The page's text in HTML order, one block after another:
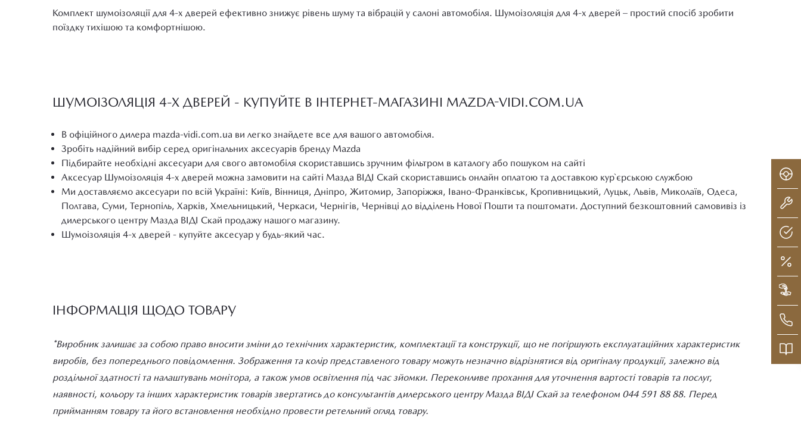
Комплект шумоізоляції для 4-х дверей ефективно знижує рівень шуму та вібрацій у салоні автомобіля. Шумоізоляція для 4-х дверей – простий спосіб зробити
поїздку тихішою та комфортнішою.
ШУМОІЗОЛЯЦІЯ 4-Х ДВЕРЕЙ - КУПУЙТЕ В ІНТЕРНЕТ-МАГАЗИНІ MAZDA-VIDI.COM.UA
В офіційного дилера mazda-vidi.com.ua ви легко знайдете все для вашого автомобіля.
Зробіть надійний вибір серед оригінальних аксесуарів бренду Mazda
Підбирайте необхідні аксесуари для свого автомобіля скориставшись зручним фільтром в каталогу або пошуком на сайті
Аксесуар Шумоізоляція 4-х дверей можна замовити на сайті Мазда ВІДІ Скай скориставшись онлайн оплатою та доставкою кур`єрською службою
Ми доставляємо аксесуари по всій Україні: Київ, Вінниця, Дніпро, Житомир, Запоріжжя, Івано-Франківськ, Кропивницький, Луцьк, Львів, Миколаїв, Одеса,
Полтава, Суми, Тернопіль, Харків, Хмельницький, Черкаси, Чернігів, Чернівці до відділень Нової Пошти та поштомати. Доступний безкоштовний самовивіз із
дилерського центру Мазда ВІДІ Скай продажу нашого магазину.
Шумоізоляція 4-х дверей - купуйте аксесуар у будь-який час.
ІНФОРМАЦІЯ ЩОДО ТОВАРУ
*Виробник залишає за собою право вносити зміни до технічних характеристик, комплектації та конструкції, що не погіршують експлуатаційних характеристик
виробів, без попереднього повідомлення. Зображення та колір представленого товару можуть незначно відрізнятися від оригіналу продукції, залежно від
роздільної здатності та налаштувань монітора, а також умов освітлення під час зйомки. Переконливе прохання для уточнення вартості товарів та послуг,
наявності, кольору та інших характеристик товарів звертатись до консультантів дилерського центру Мазда ВІДІ Скай за телефоном 044 591 88 88. Перед
прийманням товару та його встановлення необхідно провести ретельний огляд товару.